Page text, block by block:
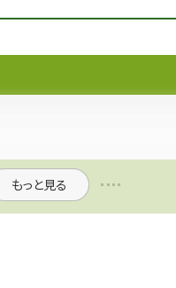
もっと見る